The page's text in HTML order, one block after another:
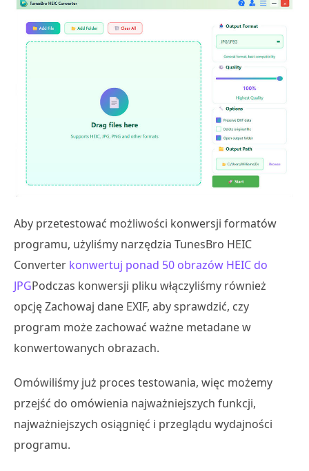
Aby przetestować możliwości konwersji formatów
programu, użyliśmy narzędzia TunesBro HEIC
Converter konwertuj ponad 50 obrazów HEIC do
JPGPodczas konwersji pliku włączyliśmy również
opcję Zachowaj dane EXIF, aby sprawdzić, czy
program może zachować ważne metadane w
konwertowanych obrazach.
Omówiliśmy już proces testowania, więc możemy
przejść do omówienia najważniejszych funkcji,
najważniejszych osiągnięć i przeglądu wydajności
programu.